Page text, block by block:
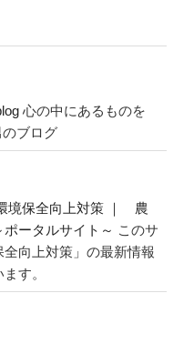
心の中にあるものを
ブログ
境保全向上対策 ｜ 農
ータルサイト～ このサ
向上対策」の最新情報
す。